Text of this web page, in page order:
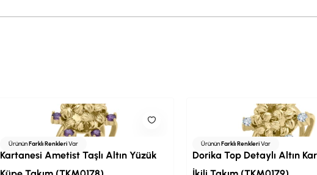
ÜrününFarklı RenkleriVar
Kartanesi Ametist Taşlı Altın Yüzük
ÜrününFarklı RenkleriVar
Dorika Top Detaylı Altın